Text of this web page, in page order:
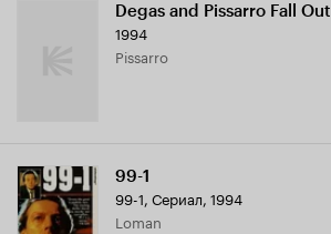
Degas and Pissarro Fall Out
1994
Pissarro
99-1
99-1, Сериал, 1994
Loman